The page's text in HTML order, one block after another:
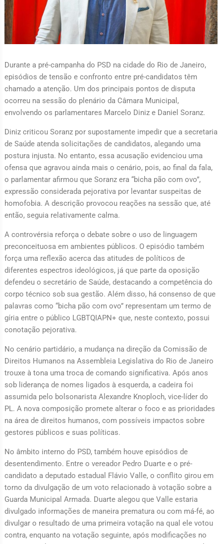
Durante a pré-campanha do PSD na cidade do Rio de Janeiro,
episódios de tensão e confronto entre pré-candidatos têm
chamado a atenção. Um dos principais pontos de disputa
ocorreu na sessão do plenário da Câmara Municipal,
envolvendo os parlamentares Marcelo Diniz e Daniel Soranz.
Diniz criticou Soranz por supostamente impedir que a secretaria
de Saúde atenda solicitações de candidatos, alegando uma
postura injusta. No entanto, essa acusação evidenciou uma
ofensa que agravou ainda mais o cenário, pois, ao final da fala,
o parlamentar afirmou que Soranz era “bicha pão com ovo”,
expressão considerada pejorativa por levantar suspeitas de
homofobia. A descrição provocou reações na sessão que, até
então, seguia relativamente calma.
A controvérsia reforça o debate sobre o uso de linguagem
preconceituosa em ambientes públicos. O episódio também
força uma reflexão acerca das atitudes de políticos de
diferentes espectros ideológicos, já que parte da oposição
defendeu o secretário de Saúde, destacando a competência do
corpo técnico sob sua gestão. Além disso, há consenso de que
palavras como “bicha pão com ovo” representam um termo de
gíria entre o público LGBTQIAPN+ que, neste contexto, possui
conotação pejorativa.
No cenário partidário, a mudança na direção da Comissão de
Direitos Humanos na Assembleia Legislativa do Rio de Janeiro
trouxe à tona uma troca de comando significativa. Após anos
sob liderança de nomes ligados à esquerda, a cadeira foi
assumida pelo bolsonarista Alexandre Knoploch, vice-líder do
PL. A nova composição promete alterar o foco e as prioridades
na área de direitos humanos, com possíveis impactos sobre
gestores públicos e suas políticas.
No âmbito interno do PSD, também houve episódios de
desentendimento. Entre o vereador Pedro Duarte e o pré-
candidato a deputado estadual Flávio Valle, o conflito girou em
torno da divulgação de um voto relacionado à votação sobre a
Guarda Municipal Armada. Duarte alegou que Valle estaria
divulgado informações de maneira prematura ou com má-fé, ao
divulgar o resultado de uma primeira votação na qual ele votou
contra, enquanto na votação seguinte, após modificações no